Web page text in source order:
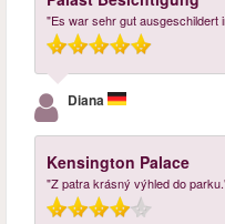
"Es war sehr gut ausgeschildert
Diana
Kensington Palace
"Z patra krásný výhled do